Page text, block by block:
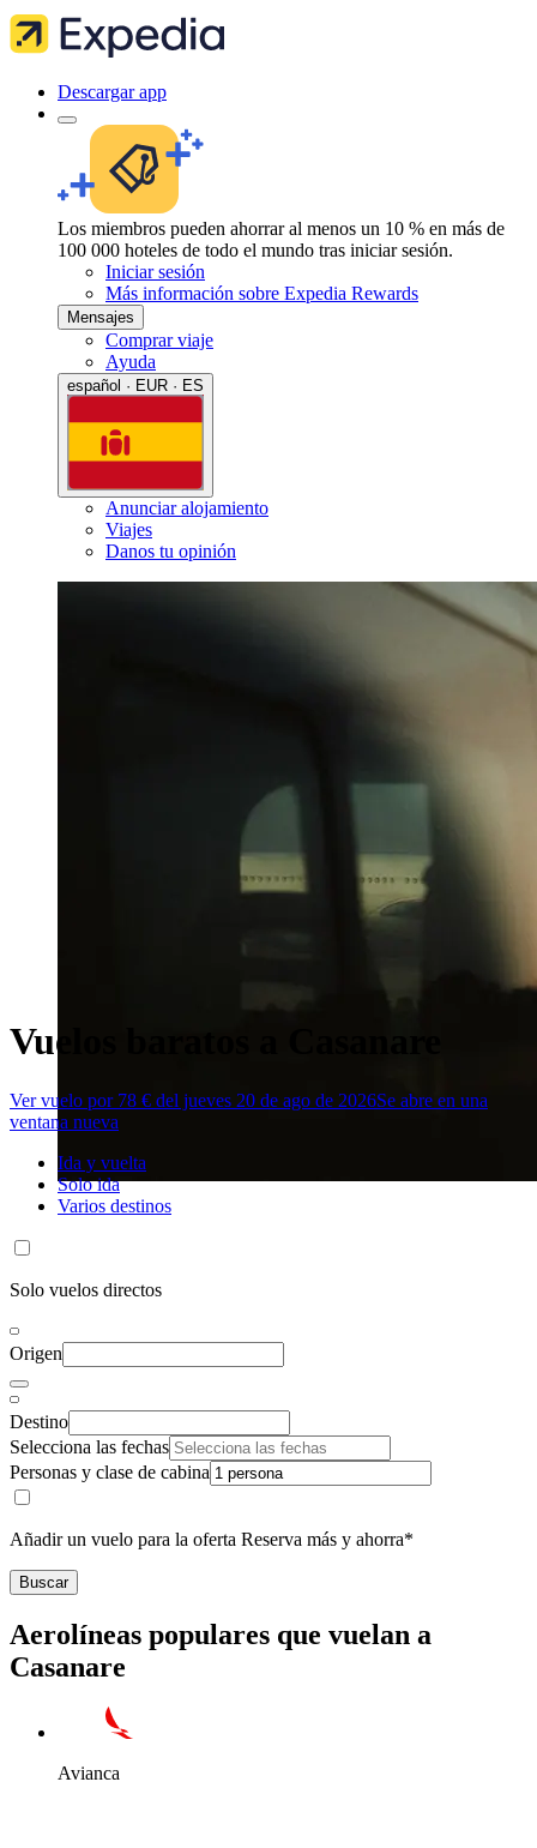
Descargar app
Los miembros pueden ahorrar al menos un 10 % en más de
100 000 hoteles de todo el mundo tras iniciar sesión.
Iniciar sesión
Más información sobre Expedia Rewards
Mensajes
Comprar viaje
Ayuda
español · EUR · ES
Anunciar alojamiento
Viajes
Danos tu opinión
Vuelos baratos a Casanare
Ver vuelo por 78 € del jueves 20 de ago de 2026Se abre en una
ventana nueva
Ida y vuelta
Solo ida
Varios destinos
Solo vuelos directos
Origen
Destino
Selecciona las fechas
Personas y clase de cabina
Añadir un vuelo para la oferta Reserva más y ahorra*
Buscar
Aerolíneas populares que vuelan a
Casanare
Avianca